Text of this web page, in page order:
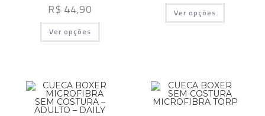
R$ 44,90
Ver opções
Ver opções